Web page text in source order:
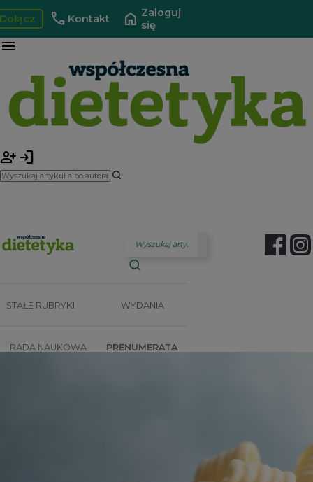
call Kontakt home Zaloguj
się
menu
person_add login
STAŁE RUBRYKI WYDANIA
RADA NAUKOWA PRENUMERATA